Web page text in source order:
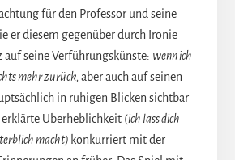
für den Professor und seine
er diesem gegenüber durch Ironie
seine Verführungskünste: wenn ich
mehr zurück, aber auch auf seinen
in ruhigen Blicken sichtbar
Überheblichkeit (ich lass dich
macht) konkurriert mit der